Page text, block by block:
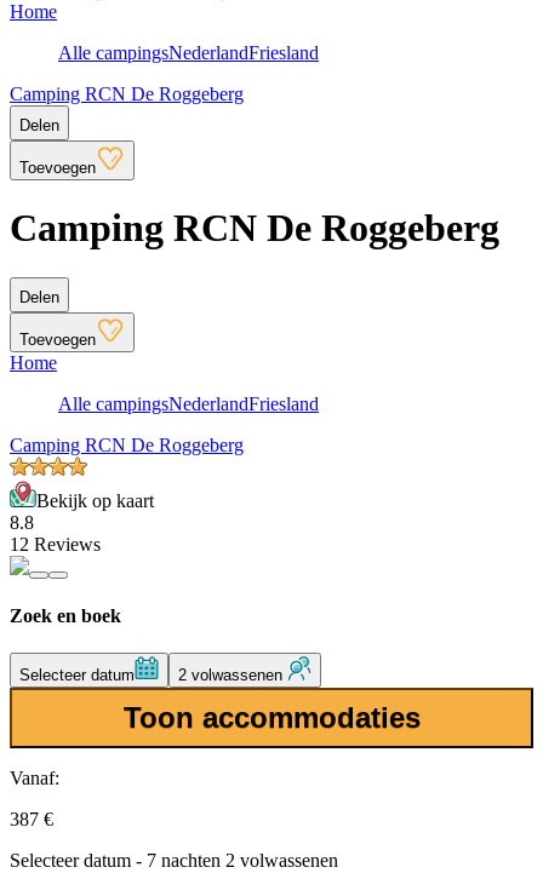
Home
Alle campingsNederlandFriesland
Camping RCN De Roggeberg
Delen
Toevoegen
Camping RCN De Roggeberg
Delen
Toevoegen
Home
Alle campingsNederlandFriesland
Camping RCN De Roggeberg
Bekijk op kaart
8.8
12 Reviews
Zoek en boek
Selecteer datum 2 volwassenen
Toon accommodaties
Vanaf:
387 €
Selecteer datum - 7 nachten 2 volwassenen